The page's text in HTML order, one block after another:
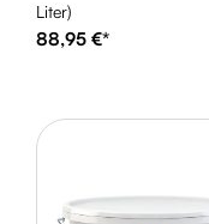
Liter)
88,95 €*